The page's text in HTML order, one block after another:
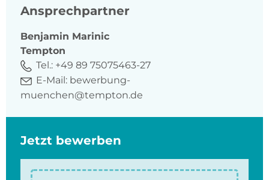
Ansprechpartner
Benjamin Marinic
Tempton
Tel.: +49 89 75075463-27
E-Mail: bewerbung-
muenchen@tempton.de
Jetzt bewerben